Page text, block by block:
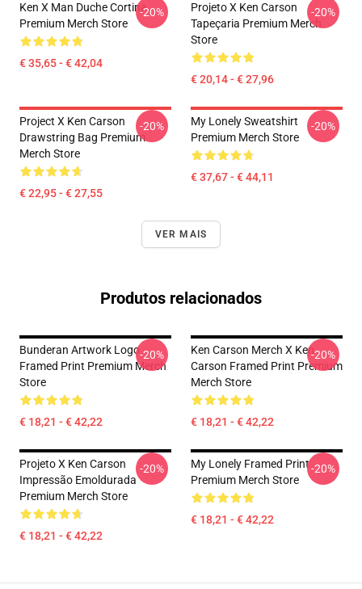
Ken X Man Duche Cortina
Premium Merch Store
€ 35,65 - € 42,04
-20%
Projeto X Ken Carson
Tapeçaria Premium Merch
Store
€ 20,14 - € 27,96
-20%
Project X Ken Carson
Drawstring Bag Premium
Merch Store
€ 22,95 - € 27,55
-20%
My Lonely Sweatshirt
Premium Merch Store
€ 37,67 - € 44,11
-20%
VER MAIS
Produtos relacionados
Bunderan Artwork Logo
Framed Print Premium Merch
Store
€ 18,21 - € 42,22
-20%
Ken Carson Merch X Ken
Carson Framed Print Premium
Merch Store
€ 18,21 - € 42,22
-20%
Projeto X Ken Carson
Impressão Emoldurada
Premium Merch Store
€ 18,21 - € 42,22
-20%
My Lonely Framed Print
Premium Merch Store
€ 18,21 - € 42,22
-20%